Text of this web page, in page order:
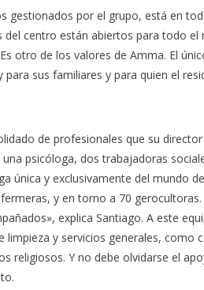
gestionados por el grupo, está en
del centro están abiertos para todo
otro de los valores de Amma. El
sus familiares y para quien el
de profesionales que su
psicóloga, dos trabajadoras
única y exclusivamente del mundo
y en torno a 70
explica Santiago. A este
y servicios generales, como
religiosos. Y no debe olvidarse el